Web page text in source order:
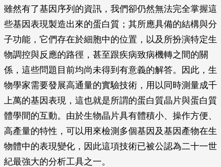
雖然有了基因序列的資訊，我們卻仍然無法完全掌握這
些基因表現製造出來的蛋白質；其所應具備的結構與分
子功能，它們存在於細胞中的位置，以及所扮演特定生
物調控與反應的路徑，甚至跟疾病致病機轉之間的關
係，這些問題目前均尚未得到有意義的解答。因此，生
物學家需要發展高通量的實驗技術，用以同時測量成千
上萬的基因表現，這也就是所謂的蛋白質晶片與蛋白質
體學間的互動。由於生物晶片具有體積小、操作方便、
高產量的特性，可以用來檢測多個基因及基因產物在生
物體中的表現變化，因此這項技術已被公認為二十一世
紀最強大的分析工具之一。